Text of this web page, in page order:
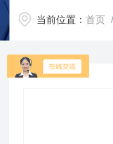
当前位置：首页